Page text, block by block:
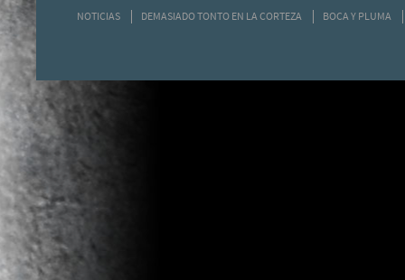
NOTICIAS DEMASIADO TONTO EN LA CORTEZA BOCA Y PLUMA